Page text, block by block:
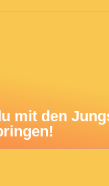
mit den